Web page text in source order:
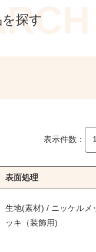
探す
表示件数：
表面処理
生地(素材) / ニッケルメ
ッキ（装飾用)